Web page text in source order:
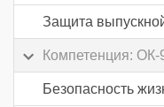
Компетенция: ОК-
Безопасность